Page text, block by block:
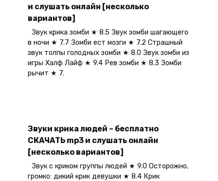
и слушать онлайн [несколько
вариантов]
Звук крика зомби ★ 8.5 Звук зомби шагающего
в ночи ★ 7.7 Зомби ест мозги ★ 7.2 Страшный
звук толпы голодных зомби ★ 8.0 Звук зомби из
игры Халф Лайф ★ 9.4 Рев зомби ★ 8.3 Зомби
рычит ★ 7.
Звуки крика людей – бесплатно
СКАЧАТЬ mp3 и слушать онлайн
[несколько вариантов]
Звук с криком группы людей ★ 9.0 Осторожно,
громко: дикий крик девушки ★ 8.4 Крик